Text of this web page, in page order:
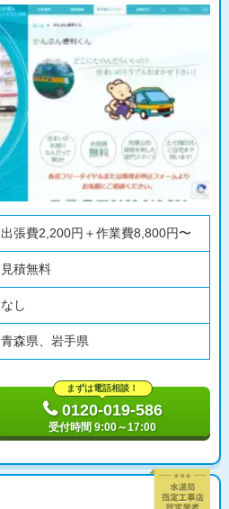
出張費2,200円＋作業費8,800円〜
見積無料
なし
青森県、岩手県
まずは電話相談！
0120-019-586
受付時間 9:00～17:00